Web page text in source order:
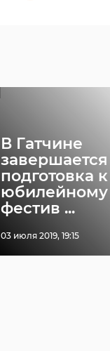
В Гатчине
завершается
подготовка к
юбилейному
фестив ...
03 июля 2019, 19:15